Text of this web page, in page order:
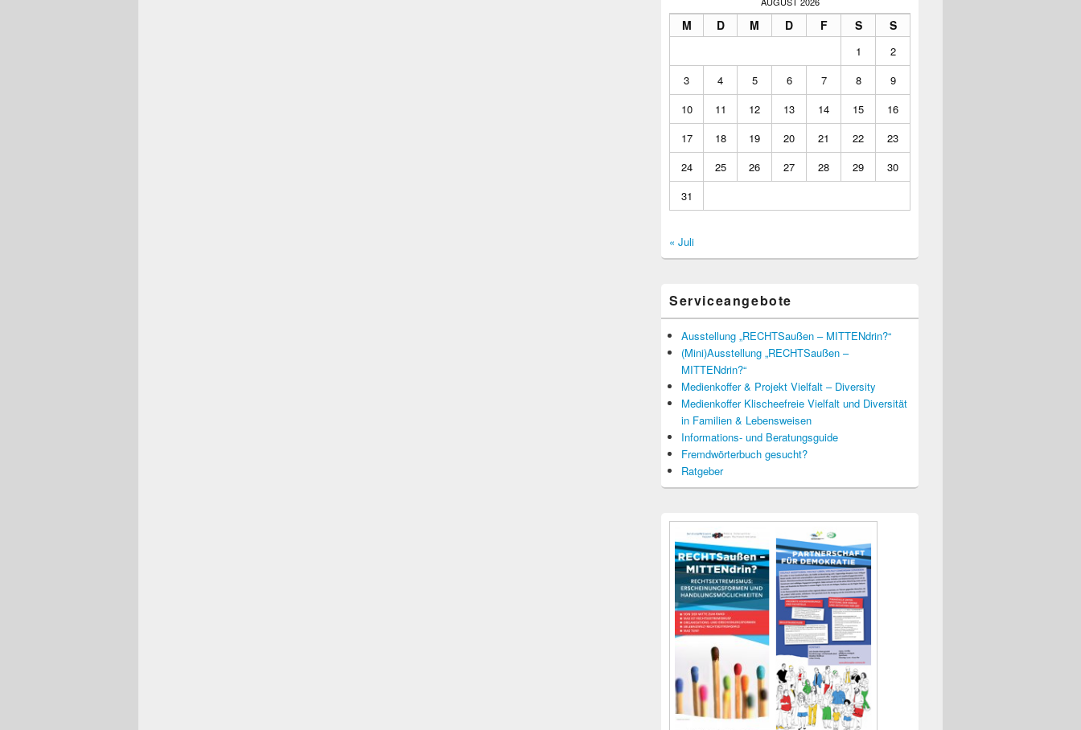
M D M D F S S
1
2
3
4 5 6 7 8
9
10
11 12 13 14 15
16
17
18 19 20 21 22
23
24
25 26 27 28 29
30
31
« Juli
Serviceangebote
Ausstellung „RECHTSaußen – MITTENdrin?“
(Mini)Ausstellung „RECHTSaußen –
MITTENdrin?“
Medienkoffer & Projekt Vielfalt – Diversity
Medienkoffer Klischeefreie Vielfalt und Diversität
in Familien & Lebensweisen
Informations- und Beratungsguide
Fremdwörterbuch gesucht?
Ratgeber